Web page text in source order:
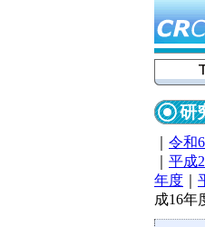
研
令和
平成
年度
成16年